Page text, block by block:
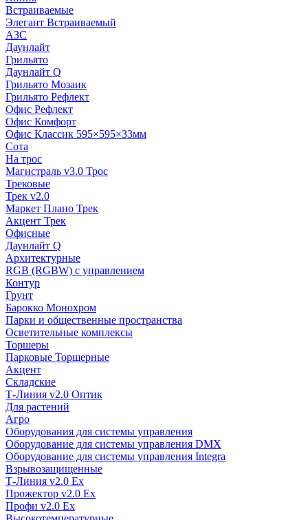
Встраиваемые
Элегант Встраиваемый
АЗС
Даунлайт
Грильято
Даунлайт Q
Грильято Мозаик
Грильято Рефлект
Офис Рефлект
Офис Комфорт
Офис Классик 595×595×33мм
Сота
На трос
Магистраль v3.0 Трос
Трековые
Трек v2.0
Маркет Плано Трек
Акцент Трек
Офисные
Даунлайт Q
Архитектурные
RGB (RGBW) с управлением
Контур
Грунт
Барокко Монохром
Парки и общественные пространства
Осветительные комплексы
Торшеры
Парковые Торшерные
Акцент
Складские
Т-Линия v2.0 Оптик
Для растений
Агро
Оборудования для системы управления
Оборудование для системы управления DMX
Оборудование для системы управления Integra
Взрывозащищенные
Т-Линия v2.0 Ex
Прожектор v2.0 Ex
Профи v2.0 Ex